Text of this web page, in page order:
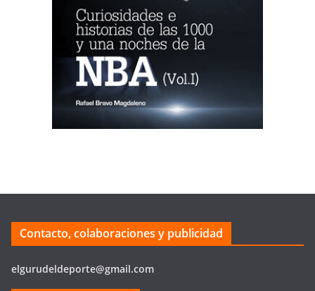
Contacto, colaboraciones y publicidad
elgurudeldeporte@gmail.com